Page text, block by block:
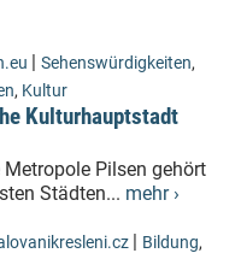
| Sehenswürdigkeiten,
, Kultur
Kulturhauptstadt
Pilsen gehört
Städten... mehr ›
| Bildung,